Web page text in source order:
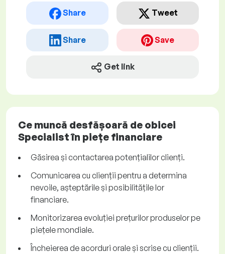
Share Tweet
Share Save
Get link
Ce muncă desfășoară de obicei
Specialist în piețe financiare
Găsirea și contactarea potențialilor clienți.
Comunicarea cu clienții pentru a determina
nevoile, așteptările și posibilitățile lor
financiare.
Monitorizarea evoluției prețurilor produselor pe
piețele mondiale.
Încheierea de acorduri orale și scrise cu clienții.